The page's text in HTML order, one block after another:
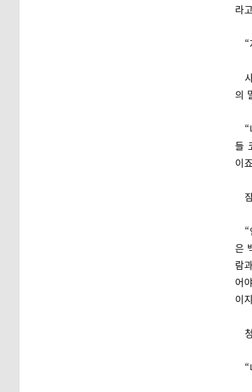
라
의
들
이
은
람
어
이